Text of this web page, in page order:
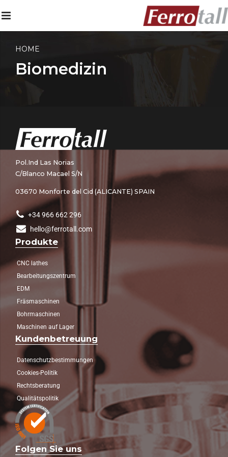
HOME
Biomedizin
Pol.Ind Las Norias
C/Blanco Macael S/N
03670 Monforte del Cid (ALICANTE) SPAIN
+34 966 662 296
hello@ferrotall.com
Produkte
CNC lathes
Bearbeitungszentrum
EDM
Fräsmaschinen
Bohrmaschinen
Maschinen auf Lager
Kundenbetreuung
Datenschutzbestimmungen
Cookies-Politik
Rechtsberatung
Qualitätspolitik
Folgen Sie uns